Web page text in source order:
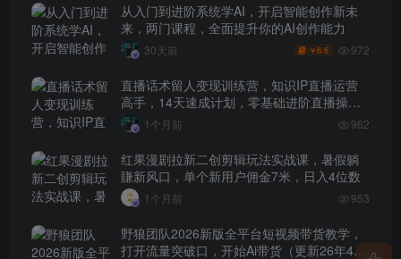
从入门到进阶系统学AI，开启智能创作新未
来，两门课程，全面提升你的AI创作能力
30天前 ￥6.6 972
直播话术留人变现训练营，知识IP直播运营
高手，14天速成计划，零基础进阶直播操盘
手
1个月前 962
红果漫剧拉新二创剪辑玩法实战课，暑假躺
賺新风口，单个新用户佣金7米，日入4位数
1个月前 953
野狼团队2026新版全平台短视频带货教学，
打开流量突破口，开始Ai带货（更新26年4月